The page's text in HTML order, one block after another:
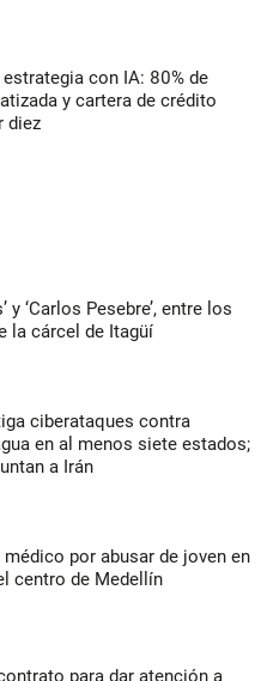
con IA: 80% de
y cartera de crédito
diez
y ‘Carlos Pesebre’, entre los
la cárcel de Itagüí
ciberataques contra
en al menos siete estados;
a Irán
médico por abusar de joven en
centro de Medellín
para dar atención a